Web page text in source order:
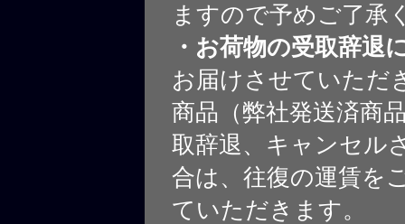
ますので予めご了承
・お荷物の受取辞退
お届けさせていただ
商品（弊社発送済商
取辞退、キャンセル
合は、往復の運賃を
ていただきます。